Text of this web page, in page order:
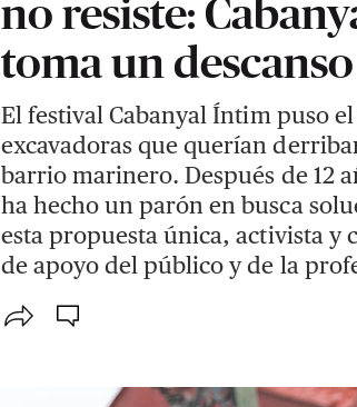
no resiste:
toma un descanso
El festival Cabanyal Íntim puso
excavadoras que querían
barrio marinero. Después de 12
ha hecho un parón en busca
esta propuesta única, activista y
de apoyo del público y de la